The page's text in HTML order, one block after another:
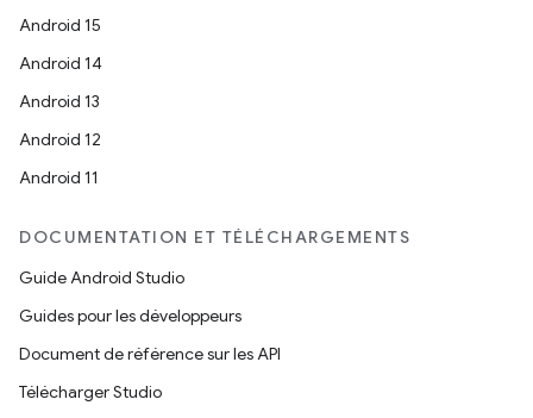
Android 15
Android 14
Android 13
Android 12
Android 11
DOCUMENTATION ET TÉLÉCHARGEMENTS
Guide Android Studio
Guides pour les développeurs
Document de référence sur les API
Télécharger Studio